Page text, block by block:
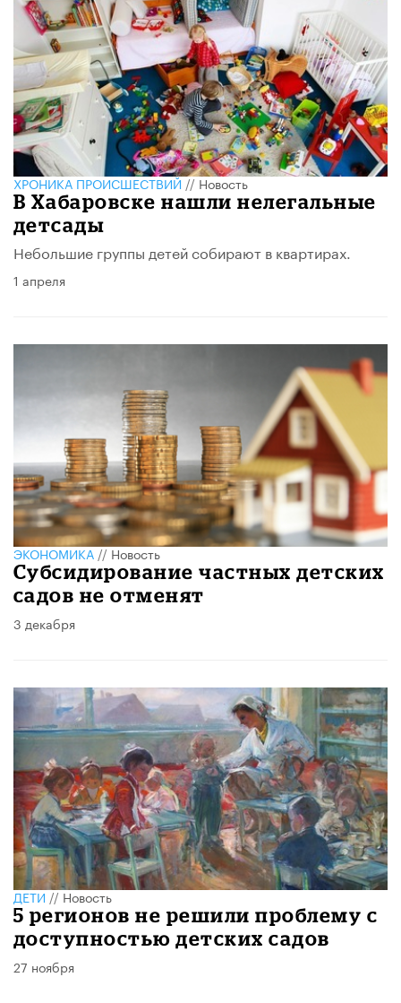
ХРОНИКА ПРОИСШЕСТВИЙ//Новость
В Хабаровске нашли нелегальные
детсады
Небольшие группы детей собирают в квартирах.
1 апреля
ЭКОНОМИКА//Новость
Субсидирование частных детских
садов не отменят
3 декабря
ДЕТИ//Новость
5 регионов не решили проблему с
доступностью детских садов
27 ноября